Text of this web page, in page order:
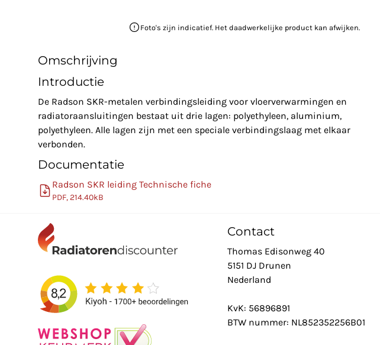
Foto's zijn indicatief. Het daadwerkelijke product kan afwijken.
Omschrijving
Introductie
De Radson SKR-metalen verbindingsleiding voor vloerverwarmingen en
radiatoraansluitingen bestaat uit drie lagen: polyethyleen, aluminium,
polyethyleen. Alle lagen zijn met een speciale verbindingslaag met elkaar
verbonden.
Documentatie
Radson SKR leiding Technische fiche
PDF, 214.40kB
Contact
Thomas Edisonweg 40
5151 DJ Drunen
Nederland
KvK: 56896891
BTW nummer: NL852352256B01